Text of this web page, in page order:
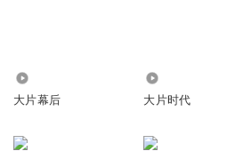
大片幕后 大片时代